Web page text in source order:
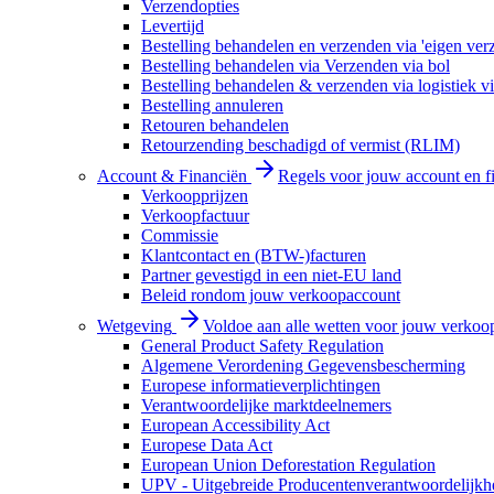
Verzendopties
Levertijd
Bestelling behandelen en verzenden via 'eigen
Bestelling behandelen via Verzenden via bol
Bestelling behandelen & verzenden via logistiek
Bestelling annuleren
Retouren behandelen
Retourzending beschadigd of vermist (RLIM)
Account & Financiën
Regels voor jouw account en
Verkoopprijzen
Verkoopfactuur
Commissie
Klantcontact en (BTW-)facturen
Partner gevestigd in een niet-EU land
Beleid rondom jouw verkoopaccount
Wetgeving
Voldoe aan alle wetten voor jouw
General Product Safety Regulation
Algemene Verordening Gegevensbescherming
Europese informatieverplichtingen
Verantwoordelijke marktdeelnemers
European Accessibility Act
Europese Data Act
European Union Deforestation Regulation
UPV - Uitgebreide